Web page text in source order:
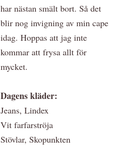
har nästan smält bort. Så det
blir nog invigning av min cape
idag. Hoppas att jag inte
kommar att frysa allt för
mycket.
Dagens kläder:
Jeans, Lindex
Vit farfarströja
Stövlar, Skopunkten